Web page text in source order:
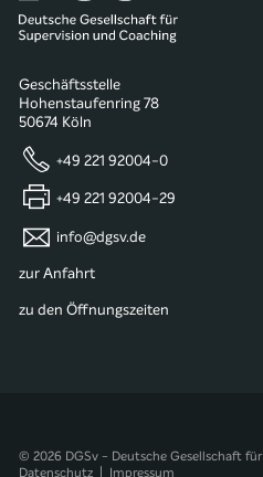
Geschäftsstelle
Hohenstaufenring 78
50674 Köln
+49 221 92004-0
+49 221 92004-29
info@dgsv.de
zur Anfahrt
zu den Öffnungszeiten
© 2026 DGSv - Deutsche Gesellschaft
Datenschutz
Impressum